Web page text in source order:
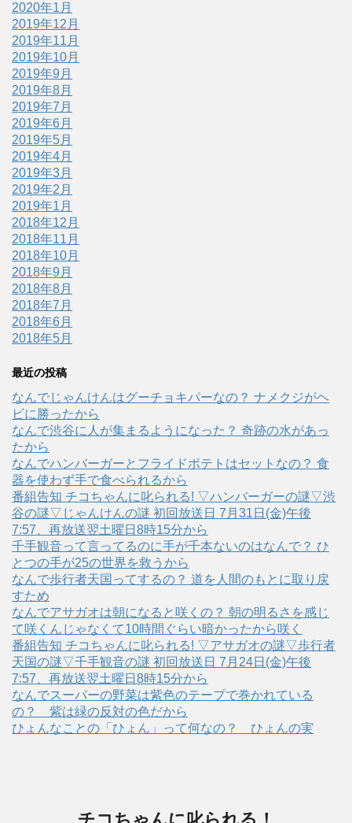
2020年1月
2019年12月
2019年11月
2019年10月
2019年9月
2019年8月
2019年7月
2019年6月
2019年5月
2019年4月
2019年3月
2019年2月
2019年1月
2018年12月
2018年11月
2018年10月
2018年9月
2018年8月
2018年7月
2018年6月
2018年5月
最近の投稿
なんでじゃんけんはグーチョキパーなの？ ナメクジがヘ
ビに勝ったから
なんで渋谷に人が集まるようになった？ 奇跡の水があっ
たから
なんでハンバーガーとフライドポテトはセットなの？ 食
器を使わず手で食べられるから
番組告知 チコちゃんに叱られる! ▽ハンバーガーの謎▽渋
谷の謎▽じゃんけんの謎 初回放送日 7月31日(金)午後
7:57、再放送翌土曜日8時15分から
千手観音って言ってるのに手が千本ないのはなんで？ ひ
とつの手が25の世界を救うから
なんで歩行者天国ってするの？ 道を人間のもとに取り戻
すため
なんでアサガオは朝になると咲くの？ 朝の明るさを感じ
て咲くんじゃなくて10時間ぐらい暗かったから咲く
番組告知 チコちゃんに叱られる! ▽アサガオの謎▽歩行者
天国の謎▽千手観音の謎 初回放送日 7月24日(金)午後
7:57、再放送翌土曜日8時15分から
なんでスーパーの野菜は紫色のテープで巻かれている
の？ 紫は緑の反対の色だから
ひょんなことの「ひょん」って何なの？ ひょんの実